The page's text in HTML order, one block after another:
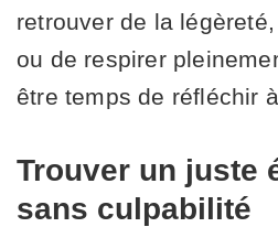
retrouver de la
ou de respirer
être temps de réfléchir
Trouver un juste
sans culpabilité